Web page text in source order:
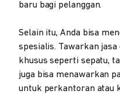
baru bagi pelanggan.
Selain itu, Anda bisa
spesialis. Tawarkan
khusus seperti sepatu,
juga bisa menawarkan
untuk perkantoran atau